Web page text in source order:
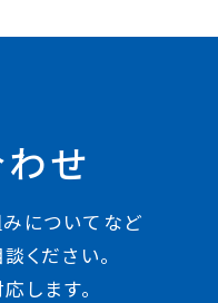
せ
についてなど
ください。
します。